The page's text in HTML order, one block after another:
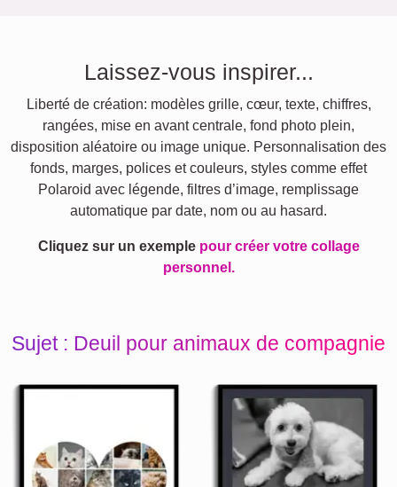
Laissez-vous inspirer...
Liberté de création: modèles grille, cœur, texte, chiffres,
rangées, mise en avant centrale, fond photo plein,
disposition aléatoire ou image unique. Personnalisation des
fonds, marges, polices et couleurs, styles comme effet
Polaroid avec légende, filtres d’image, remplissage
automatique par date, nom ou au hasard.
Cliquez sur un exemple pour créer votre collage
personnel.
Sujet : Deuil pour animaux de compagnie